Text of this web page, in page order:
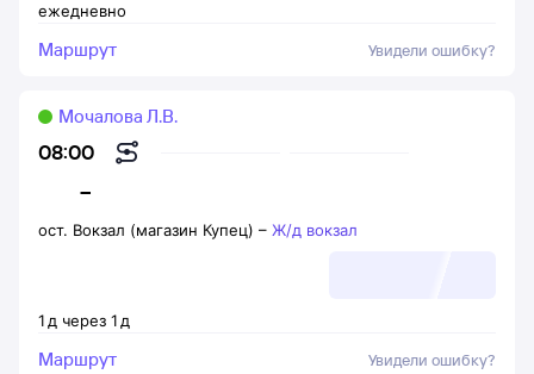
ежедневно
Маршрут Увидели ошибку?
08:00
–
Мочалова Л.В.
1 д через 1 д
ост. Вокзал (магазин Купец) – Ж/д вокзал
Маршрут Увидели ошибку?